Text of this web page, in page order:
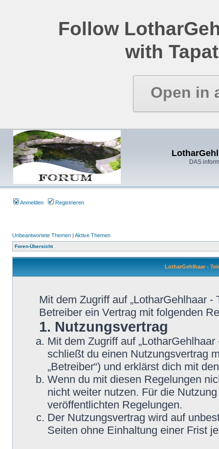
Follow
with
Open in
DAS
Anmelden Registrieren
Unbeantwortete Themen | Aktive Themen
Foren-Übersicht
LotharGehlhaar -
Mit dem Zugriff auf „LotharGehlhaar
Betreiber ein Vertrag mit folgenden
1. Nutzungsvertrag
Mit dem Zugriff auf
schließt du einen Nutzungsvertrag
„Betreiber“) und erklärst dich mit
Wenn du mit diesen Regelungen
nicht weiter nutzen. Für die
veröffentlichten Regelungen.
Der Nutzungsvertrag wird auf
Seiten ohne Einhaltung einer Frist